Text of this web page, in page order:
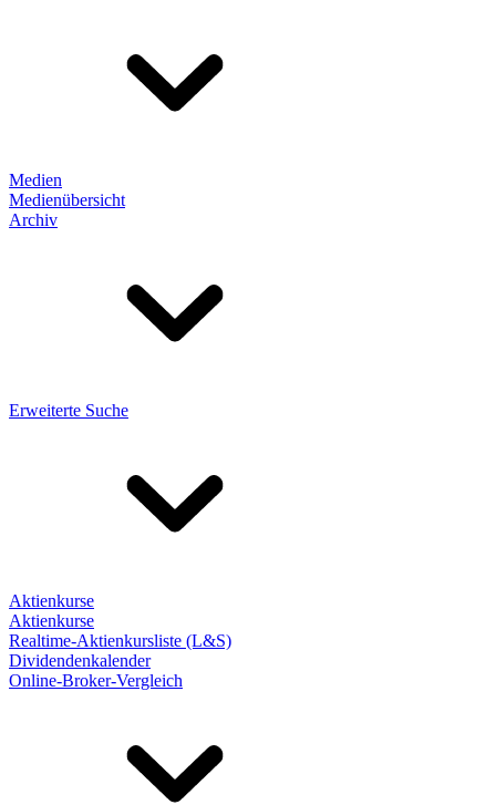
Medien
Medienübersicht
Archiv
Erweiterte Suche
Aktienkurse
Aktienkurse
Realtime-Aktienkursliste (L&S)
Dividendenkalender
Online-Broker-Vergleich